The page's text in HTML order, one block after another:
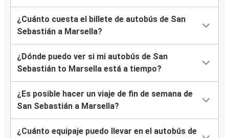
¿Cuánto cuesta el billete de autobús de San
Sebastián a Marsella?
¿Dónde puedo ver si mi autobús de San
Sebastián to Marsella está a tiempo?
¿Es posible hacer un viaje de fin de semana de
San Sebastián a Marsella?
¿Cuánto equipaje puedo llevar en el autobús de